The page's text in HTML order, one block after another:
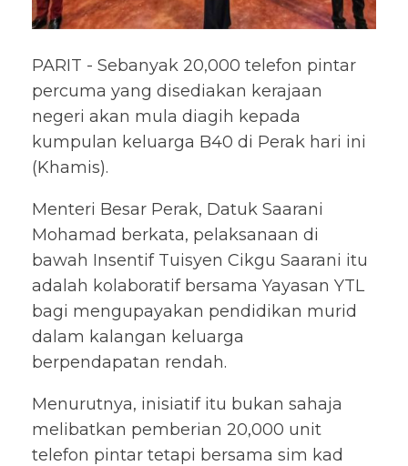
PARIT - Sebanyak 20,000 telefon pintar
percuma yang disediakan kerajaan
negeri akan mula diagih kepada
kumpulan keluarga B40 di Perak hari ini
(Khamis).
Menteri Besar Perak, Datuk Saarani
Mohamad berkata, pelaksanaan di
bawah Insentif Tuisyen Cikgu Saarani itu
adalah kolaboratif bersama Yayasan YTL
bagi mengupayakan pendidikan murid
dalam kalangan keluarga
berpendapatan rendah.
Menurutnya, inisiatif itu bukan sahaja
melibatkan pemberian 20,000 unit
telefon pintar tetapi bersama sim kad